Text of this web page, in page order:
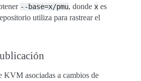
--base=x/pmu, donde x es
utiliza para rastrear el
KVM asociadas a cambios de